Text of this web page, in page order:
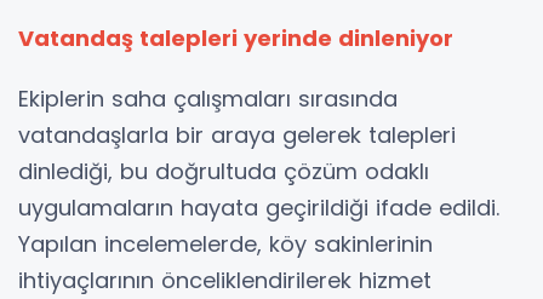
Vatandaş talepleri yerinde dinleniyor
Ekiplerin saha çalışmaları sırasında
vatandaşlarla bir araya gelerek talepleri
dinlediği, bu doğrultuda çözüm odaklı
uygulamaların hayata geçirildiği ifade edildi.
Yapılan incelemelerde, köy sakinlerinin
ihtiyaçlarının önceliklendirilerek hizmet